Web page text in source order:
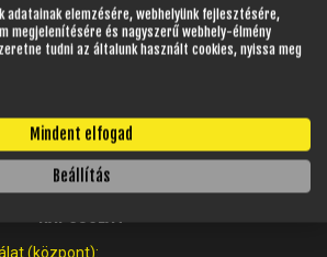
Zárva
(központ):
adatainak elemzésére, webhelyünk fejlesztésére,
megjelenítésére és nagyszerű webhely-élmény
tudni az általunk használt cookies, nyissa meg
Mindent elfogad
Beállítás